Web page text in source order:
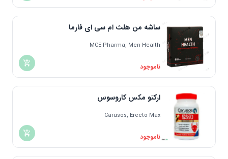
ساشه من هلث ام سی ای فارما
MCE Pharma, Men Health
ناموجود
ارکتو مکس کاروسوس
Carusos, Erecto Max
ناموجود